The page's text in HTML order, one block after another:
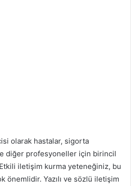
olarak hastalar, sigorta
diğer profesyoneller için birincil
iletişim kurma yeteneğiniz, bu
önemlidir. Yazılı ve sözlü iletişim